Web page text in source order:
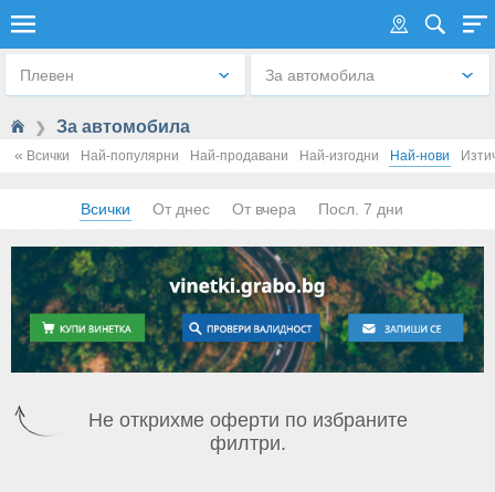
Плевен За автомобила
❯ За автомобила
« Всички Най-популярни Най-продавани Най-изгодни Най-нови
Всички От днес От вчера Посл. 7 дни
Не открихме оферти по избраните
филтри.